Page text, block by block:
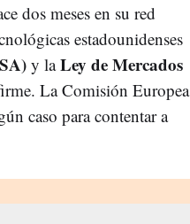
dos meses en su red
estadounidenses
y laLey de Mercados
La Comisión Europea
caso para contentar a